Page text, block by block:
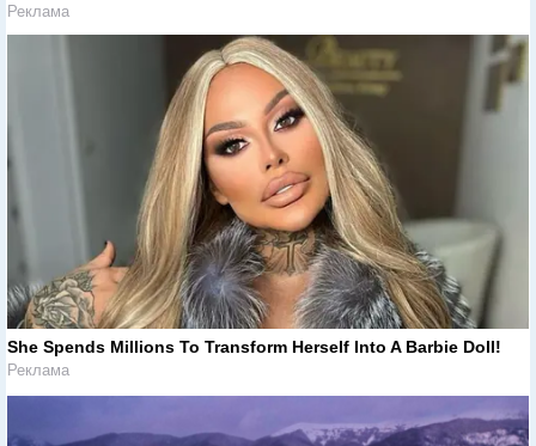
Реклама
She Spends Millions To Transform Herself Into A Barbie Doll!
Реклама